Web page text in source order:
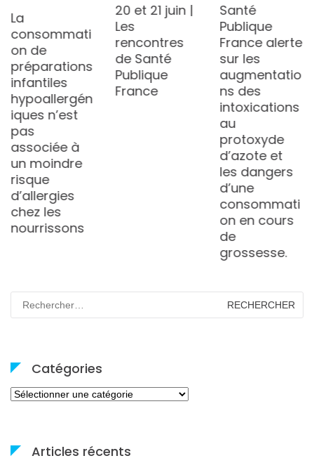
La
consommati
on de
préparations
infantiles
hypoallergén
iques n’est
pas
associée à
un moindre
risque
d’allergies
chez les
nourrissons
20 et 21 juin |
Les
rencontres
de Santé
Publique
France
Santé
Publique
France alerte
sur les
augmentatio
ns des
intoxications
au
protoxyde
d’azote et
les dangers
d’une
consommati
on en cours
de
grossesse.
Rechercher :
Catégories
Catégories
Articles récents